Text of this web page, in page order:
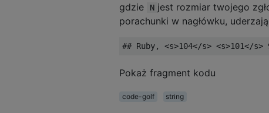
gdzie N jest rozmiar twojego
porachunki w nagłówku,
Pokaż fragment kodu
code-golf string